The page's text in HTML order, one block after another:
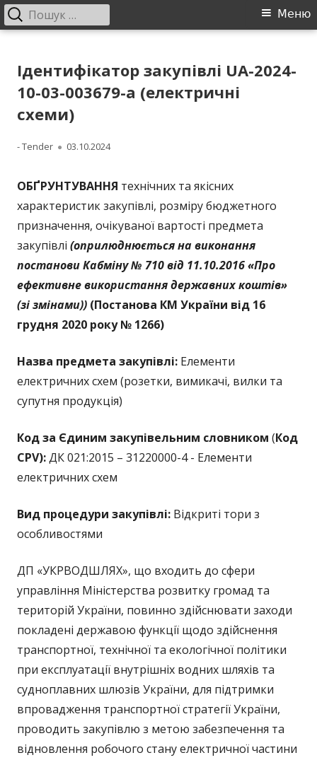
контенту
Головне
Меню
Пошук:
Ідентифікатор закупівлі UA-2024-
10-03-003679-a (електричні
схеми)
Автор
- Tender Опубліковано
03.10.2024
ОБҐРУНТУВАННЯ технічних та якісних
характеристик закупівлі, розміру бюджетного
призначення, очікуваної вартості предмета
закупівлі (оприлюднюється на виконання
постанови Кабміну № 710 від 11.10.2016 «Про
ефективне використання державних коштів»
(зі змінами)) (Постанова КМ України від 16
грудня 2020 року № 1266)
Назва предмета закупівлі: Елементи
електричних схем (розетки, вимикачі, вилки та
супутня продукція)
Код за Єдиним закупівельним словником (Код
CPV):ДК 021:2015 – 31220000-4 - Елементи
електричних схем
Вид процедури закупівлі: Відкриті тори з
особливостями
ДП «УКРВОДШЛЯХ», що входить до сфери
управління Міністерства розвитку громад та
територій України, повинно здійснювати заходи
покладені державою функції щодо здійснення
транспортної, технічної та екологічної політики
при експлуатації внутрішніх водних шляхів та
судноплавних шлюзів України, для підтримки
впровадження транспортної стратегії України,
проводить закупівлю з метою забезпечення та
відновлення робочого стану електричної частини